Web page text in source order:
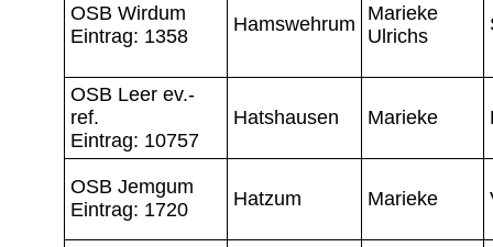
OSB Wirdum
Eintrag: 1358
Hamswehrum
Marieke
Ulrichs
OSB Leer ev.-
ref.
Eintrag: 10757
Hatshausen Marieke
OSB Jemgum
Eintrag: 1720
Hatzum Marieke